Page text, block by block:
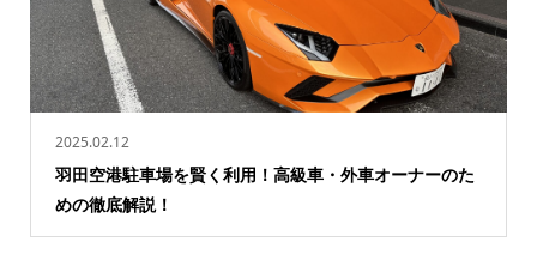
2025.02.12
羽田空港駐車場を賢く利用！高級車・外車オーナーのた
めの徹底解説！